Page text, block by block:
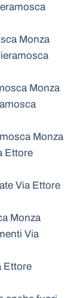
Monza
Monza
Monza
Ettore
Via Ettore
Monza
Via
Ettore